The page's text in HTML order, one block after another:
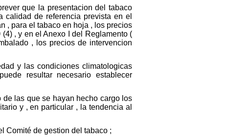
que la presentacion del tabaco
de referencia prevista en el
, para el tabaco en hoja , los precios
, y en el Anexo I del Reglamento (
, los precios de intervencion
y las condiciones climatologicas
resultar necesario establecer
las que se hayan hecho cargo los
y , en particular , la tendencia al
Comité de gestion del tabaco ;